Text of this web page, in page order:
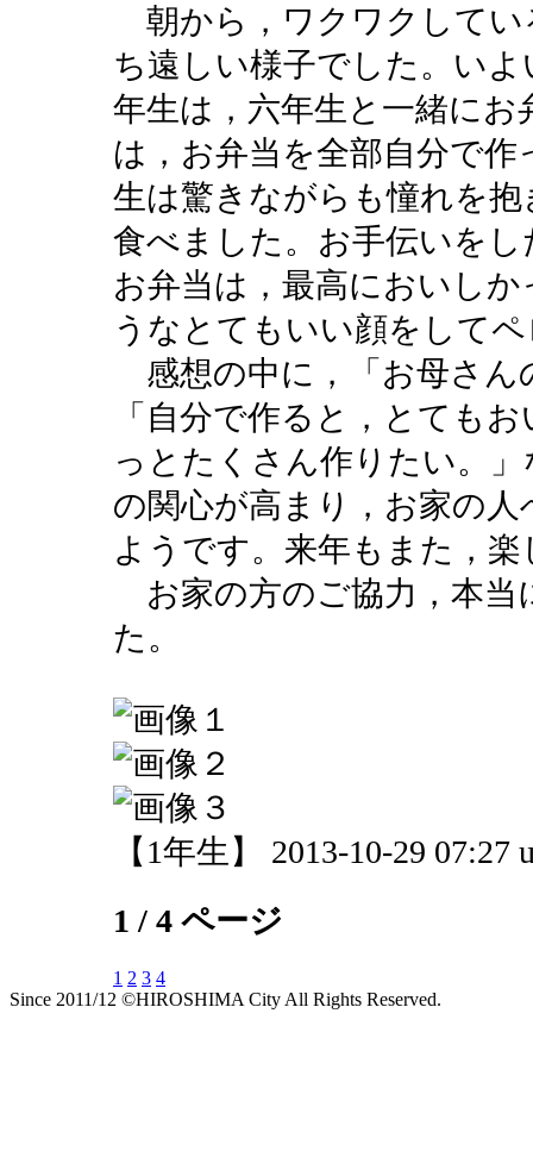
朝から，ワクワクしてい
ち遠しい様子でした。い
年生は，六年生と一緒に
は，お弁当を全部自分で
生は驚きながらも憧れを
食べました。お手伝いを
お弁当は，最高においし
うなとてもいい顔をして
感想の中に，「お母さん
「自分で作ると，とても
っとたくさん作りたい。
の関心が高まり，お家の
ようです。来年もまた，
お家の方のご協力，本当
た。
【1年生】 2013-10-29 07:27
1 / 4 ページ
1 2 3 4
Since 2011/12 ©HIROSHIMA City All Rights Reserved.